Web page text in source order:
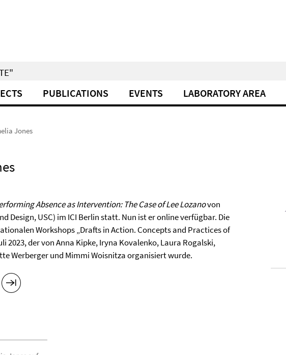
PUBLICATIONS EVENTS LABORATORY AREA
Jones
Absence as Intervention: The Case of Lee Lozanovon
Design, USC) im ICI Berlin statt. Nun ist er online verfügbar. Die
Workshops „Drafts in Action. Concepts and Practices of
2023, der von Anna Kipke, Iryna Kovalenko, Laura Rogalski,
Werberger und Mimmi Woisnitza organisiert wurde.